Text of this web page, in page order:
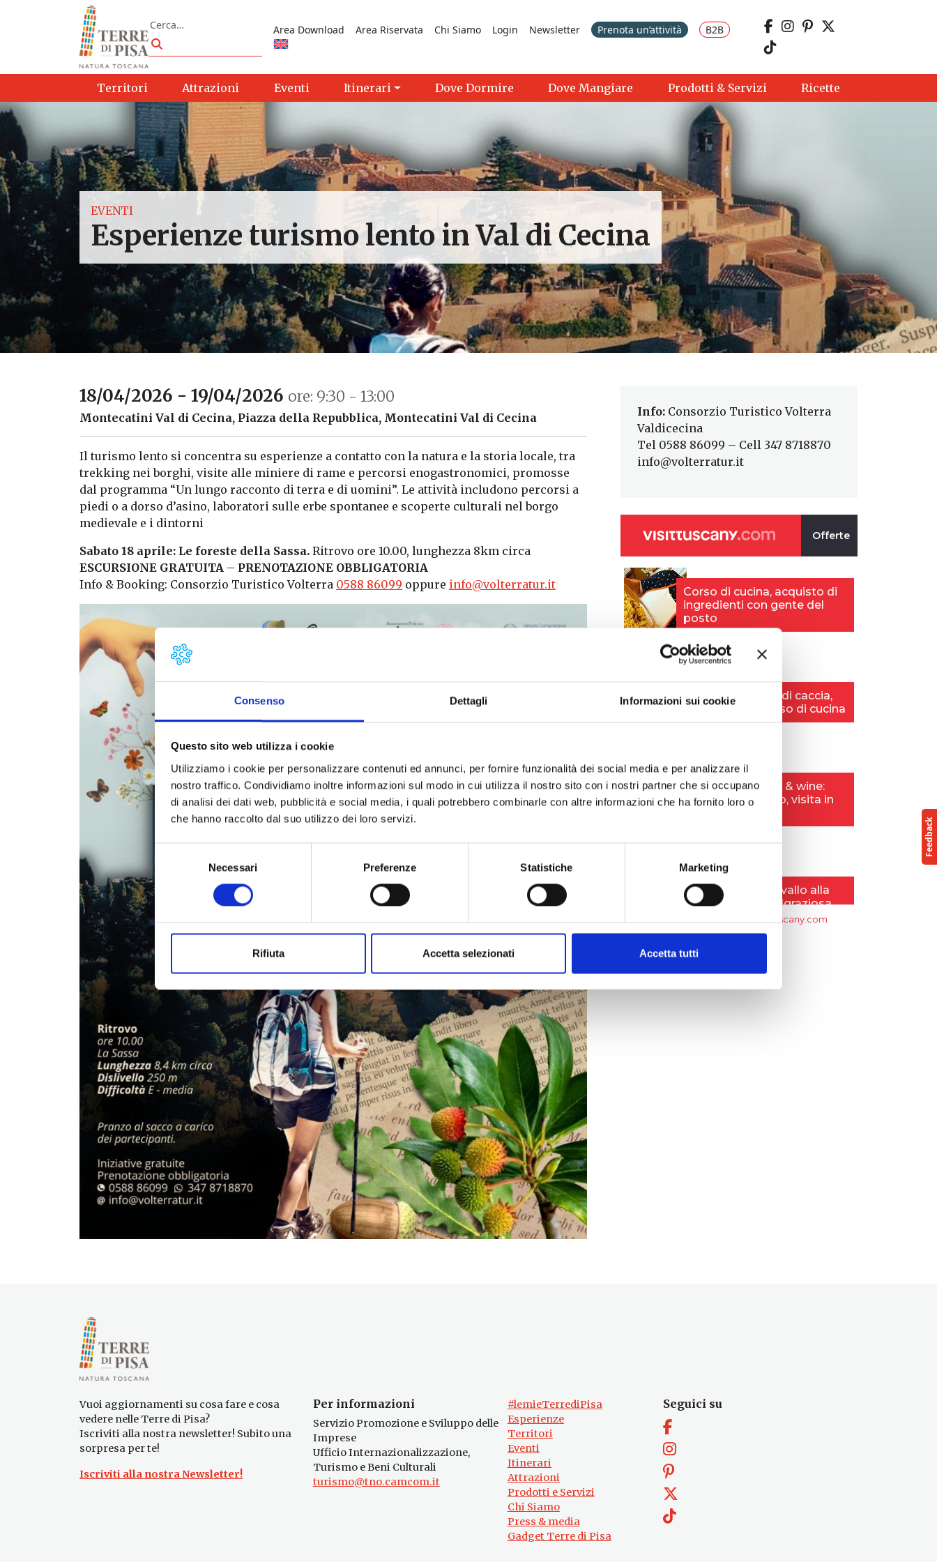
Consenso Dettagli Informazioni sui cookie
Questo sito web utilizza i cookie
Utilizziamo i cookie per personalizzare contenuti ed annunci, per fornire funzionalità dei social media e per analizzare il
nostro traffico. Condividiamo inoltre informazioni sul modo in cui utilizza il nostro sito con i nostri partner che si occupano
di analisi dei dati web, pubblicità e social media, i quali potrebbero combinarle con altre informazioni che ha fornito loro o
che hanno raccolto dal suo utilizzo dei loro servizi.
consenso
Necessari Preferenze Statistiche Marketing
Rifiuta Accetta selezionati Accetta tutti
Vai al contenuto
Cerca
Cerca
Area Download Area Riservata Chi Siamo Login Newsletter Prenota un’attività B2B
Territori Attrazioni Eventi Itinerari Dove Dormire Dove Mangiare Prodotti & Servizi Ricette
EVENTI
Esperienze turismo lento in Val di Cecina
18/04/2026 - 19/04/2026 ore: 9:30 - 13:00
Montecatini Val di Cecina, Piazza della Repubblica, Montecatini Val di Cecina
Il turismo lento si concentra su esperienze a contatto con la natura e la storia locale, tra
trekking nei borghi, visite alle miniere di rame e percorsi enogastronomici, promosse
dal programma “Un lungo racconto di terra e di uomini”. Le attività includono percorsi a
piedi o a dorso d’asino, laboratori sulle erbe spontanee e scoperte culturali nel borgo
medievale e i dintorni
Sabato 18 aprile: Le foreste della Sassa. Ritrovo ore 10.00, lunghezza 8km circa
ESCURSIONE GRATUITA – PRENOTAZIONE OBBLIGATORIA
Info & Booking: Consorzio Turistico Volterra 0588 86099 oppure info@volterratur.it
Info: Consorzio Turistico Volterra
Valdicecina
Tel 0588 86099 – Cell 347 8718870
info@volterratur.it
Vuoi aggiornamenti su cosa fare e cosa
vedere nelle Terre di Pisa?
Iscriviti alla nostra newsletter! Subito una
sorpresa per te!
Iscriviti alla nostra Newsletter!
Per informazioni
Servizio Promozione e Sviluppo delle
Imprese
Ufficio Internazionalizzazione,
Turismo e Beni Culturali
turismo@tno.camcom.it
#lemieTerrediPisa
Esperienze
Territori
Eventi
Itinerari
Attrazioni
Prodotti e Servizi
Chi Siamo
Press & media
Gadget Terre di Pisa
Seguici su